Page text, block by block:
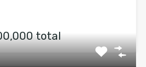
total